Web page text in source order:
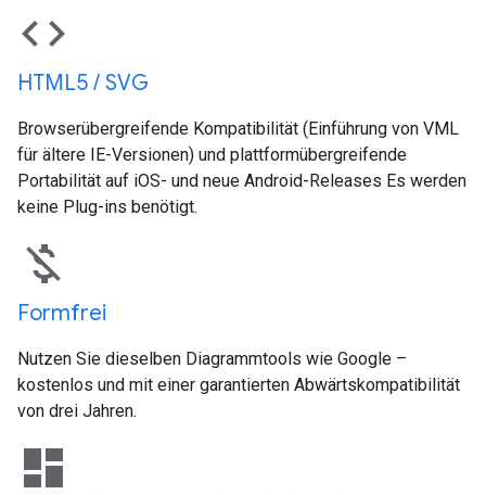
code
HTML5 / SVG
Browserübergreifende Kompatibilität (Einführung von VML
für ältere IE-Versionen) und plattformübergreifende
Portabilität auf iOS- und neue Android-Releases Es werden
keine Plug-ins benötigt.
money_off
Formfrei
Nutzen Sie dieselben Diagrammtools wie Google –
kostenlos und mit einer garantierten Abwärtskompatibilität
von drei Jahren.
dashboard